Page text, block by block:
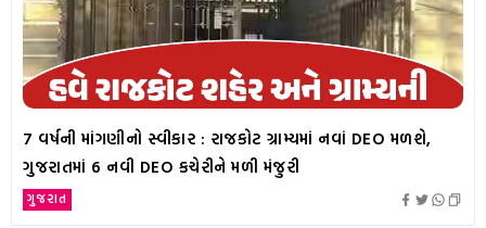
7 વર્ષની માંગણીનો સ્વીકાર : રાજકોટ ગ્રામ્યમાં નવાં DEO મળશે,
ગુજરાતમાં 6 નવી DEO કચેરીને મળી મંજુરી
ગુજરાત